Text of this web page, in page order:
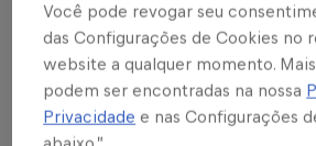
Red Bull
fica no 1 a 1
Cuiabá, na
Você pode revogar seu
das Configurações de Cookies no
website a qualquer momento.
podem ser encontradas na nossa
Privacidade e nas Configurações